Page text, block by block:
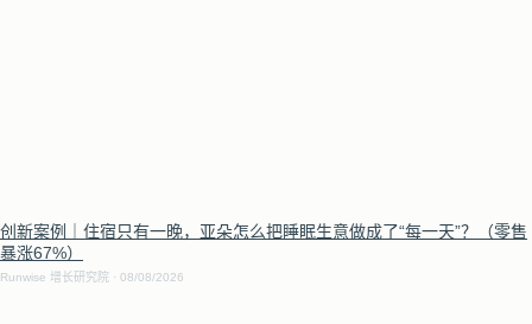
创新案例｜住宿只有一晚，亚朵怎么把睡眠生意做成了“每一天”？（零售
暴涨67%）
Runwise 增长研究院 08/08/2026